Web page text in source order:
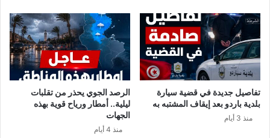
تفاصيل جديدة في قضية سيارة
بلدية باردو بعد إيقاف المشتبه به
منذ 3 أيام
الرصد الجوي يحذر من تقلبات
ليلية.. أمطار ورياح قوية بهذه
الجهات
منذ 4 أيام